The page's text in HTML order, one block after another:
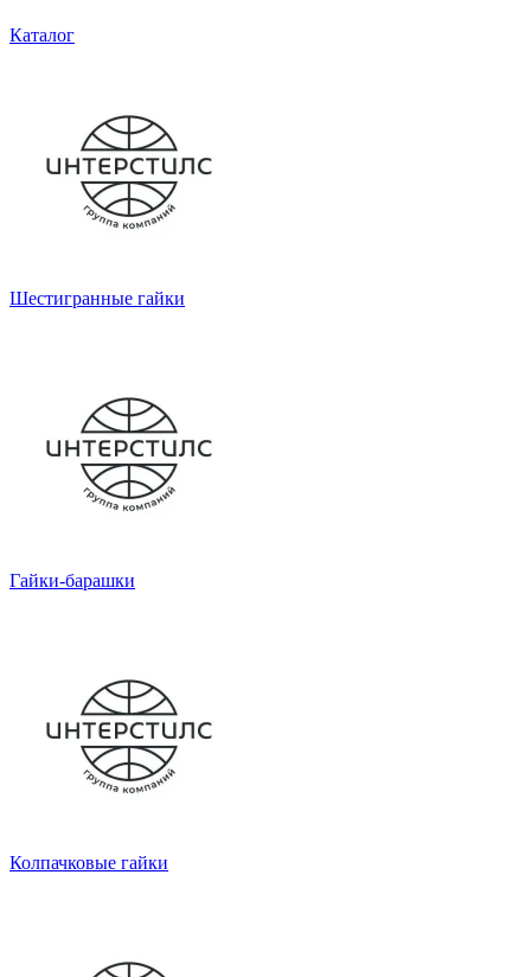
Каталог
Шестигранные гайки
Гайки-барашки
Колпачковые гайки